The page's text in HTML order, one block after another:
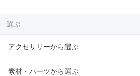
選ぶ
アクセサリーから選ぶ
素材・パーツから選ぶ